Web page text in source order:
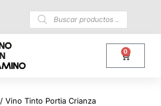
0
/ Vino Tinto Portia Crianza